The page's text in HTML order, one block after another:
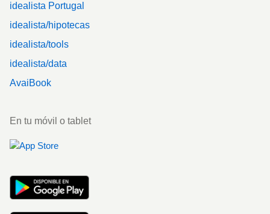
idealista Portugal
idealista/hipotecas
idealista/tools
idealista/data
AvaiBook
En tu móvil o tablet